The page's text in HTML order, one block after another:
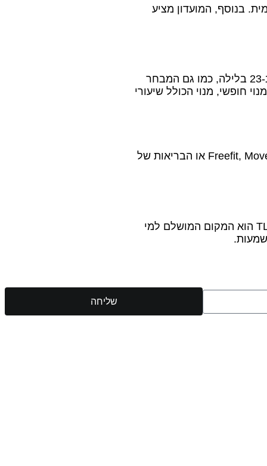
בנוסף, המועדון מציע
ב-TLV Gym Club יודעים שלכל אחד יש לוח זמנים משלו. שעות הפעילות הארוכות, המתחילות מ-6 בבוקר ומסתיימות ב-23 בלילה, כמו גם המבחר
חופשי, מנוי הכולל שיעורי
הנגישות היא הקלף המנצח של TLV Gym Club. מרחק קצר ממרכז תל אביב, עם אופציות קלות לכניסה דרך פריפיט, Freefit, MoveIt או הבריאות של
תהיו חלק מקהילה חיה, דינאמית ושוקקת. עם מבחר עשיר של חוגים, מתקנים מתקדמים ואווירה מחבקת, TLV Gym Club הוא המקום המושלם למי
שליחה